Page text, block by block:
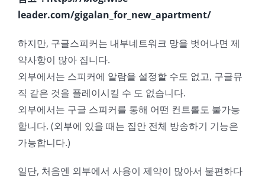
leader.com/gigalan_for_new_apartment/
하지만, 구글스피커는 내부네트워크 망을 벗어나면 제
약사항이 많아 집니다.
외부에서는 스피커에 알람을 설정할 수도 없고, 구글뮤
직 같은 것을 플레이시킬 수 도 없습니다.
외부에서는 구글 스피커를 통해 어떤 컨트롤도 불가능
합니다. (외부에 있을 때는 집안 전체 방송하기 기능은
가능합니다.)
일단, 처음엔 외부에서 사용이 제약이 많아서 불편하다